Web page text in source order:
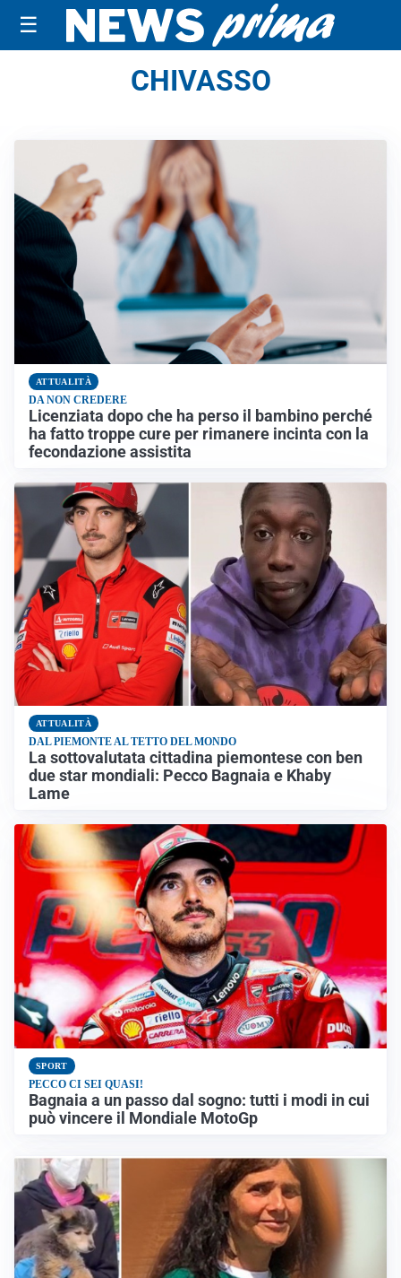
☰
CHIVASSO
ATTUALITÀ
DA NON CREDERE
Licenziata dopo che ha perso il bambino perché
ha fatto troppe cure per rimanere incinta con la
fecondazione assistita
ATTUALITÀ
DAL PIEMONTE AL TETTO DEL MONDO
La sottovalutata cittadina piemontese con ben
due star mondiali: Pecco Bagnaia e Khaby
Lame
SPORT
PECCO CI SEI QUASI!
Bagnaia a un passo dal sogno: tutti i modi in cui
può vincere il Mondiale MotoGp